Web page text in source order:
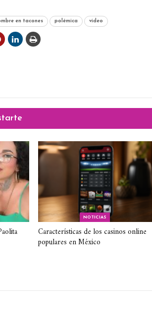
en tacones polémica video
NOTICIAS
Características de los casinos online
populares en México